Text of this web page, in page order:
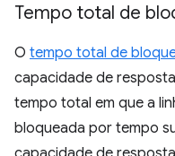
Tempo total de
O tempo total de
capacidade de
tempo total em que a
bloqueada por tempo